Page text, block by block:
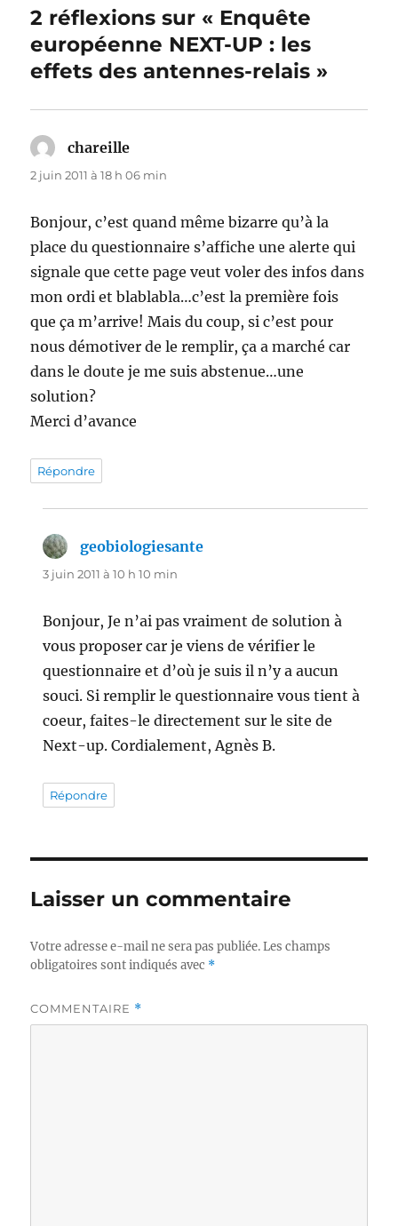
2 réflexions sur « Enquête
européenne NEXT-UP : les
effets des antennes-relais »
chareille
2 juin 2011 à 18 h 06 min
Bonjour, c’est quand même bizarre qu’à la
place du questionnaire s’affiche une alerte qui
signale que cette page veut voler des infos dans
mon ordi et blablabla…c’est la première fois
que ça m’arrive! Mais du coup, si c’est pour
nous démotiver de le remplir, ça a marché car
dans le doute je me suis abstenue…une
solution?
Merci d’avance
Répondre
geobiologiesante
3 juin 2011 à 10 h 10 min
Bonjour, Je n’ai pas vraiment de solution à
vous proposer car je viens de vérifier le
questionnaire et d’où je suis il n’y a aucun
souci. Si remplir le questionnaire vous tient à
coeur, faites-le directement sur le site de
Next-up. Cordialement, Agnès B.
Répondre
Laisser un commentaire
Votre adresse e-mail ne sera pas publiée. Les champs
obligatoires sont indiqués avec *
COMMENTAIRE *